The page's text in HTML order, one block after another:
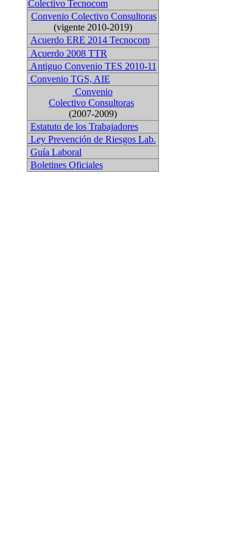
Colectivo Tecnocom
Convenio Colectivo Consultoras
(vigente 2010-2019)
Acuerdo ERE 2014 Tecnocom
Acuerdo 2008 TTR
Antiguo Convenio TES 2010-11
Convenio TGS, AIE
Convenio
Colectivo Consultoras
(2007-2009)
Estatuto de los Trabajadores
Ley Prevención de Riesgos Lab.
Guía Laboral
Boletines Oficiales